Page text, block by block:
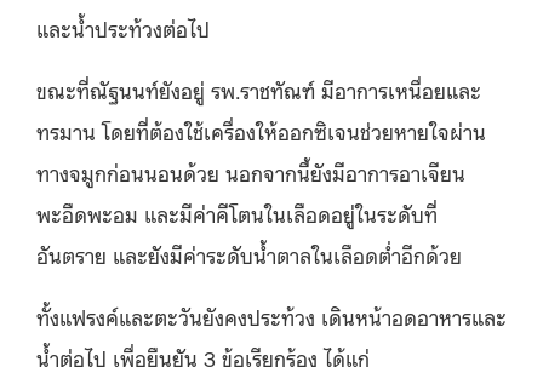
และน้ำประท้วงต่อไป
ขณะที่ณัฐนนท์ยังอยู่ รพ.ราชทัณฑ์ มีอาการเหนื่อยและ
ทรมาน โดยที่ต้องใช้เครื่องให้ออกซิเจนช่วยหายใจผ่าน
ทางจมูกก่อนนอนด้วย นอกจากนี้ยังมีอาการอาเจียน
พะอืดพะอม และมีค่าคีโตนในเลือดอยู่ในระดับที่
อันตราย และยังมีค่าระดับน้ำตาลในเลือดต่ำอีกด้วย
ทั้งแฟรงค์และตะวันยังคงประท้วง เดินหน้าอดอาหารและ
น้ำต่อไป เพื่อยืนยัน 3 ข้อเรียกร้อง ได้แก่